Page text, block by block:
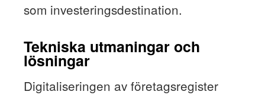
som investeringsdestination.
Tekniska utmaningar och
lösningar
Digitaliseringen av företagsregister